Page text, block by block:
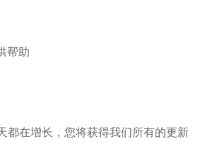
帮助
都在增长，您将获得我们所有的更新